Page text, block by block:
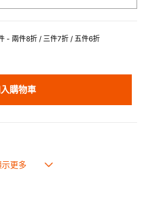
- 兩件8折 / 三件7折 / 五件6折
購物車
。
爐、雪櫃和冰箱。